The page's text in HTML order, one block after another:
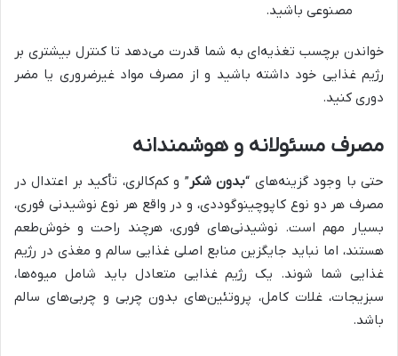
مصنوعی باشید.
خواندن برچسب تغذیه‌ای به شما قدرت می‌دهد تا کنترل بیشتری بر
رژیم غذایی خود داشته باشید و از مصرف مواد غیرضروری یا مضر
دوری کنید.
مصرف مسئولانه و هوشمندانه
حتی با وجود گزینه‌های “بدون شکر ” و کم‌کالری، تأکید بر اعتدال در
مصرف هر دو نوع کاپوچینوگوددی، و در واقع هر نوع نوشیدنی فوری،
بسیار مهم است. نوشیدنی‌های فوری، هرچند راحت و خوش‌طعم
هستند، اما نباید جایگزین منابع اصلی غذایی سالم و مغذی در رژیم
غذایی شما شوند. یک رژیم غذایی متعادل باید شامل میوه‌ها،
سبزیجات، غلات کامل، پروتئین‌های بدون چربی و چربی‌های سالم
باشد.